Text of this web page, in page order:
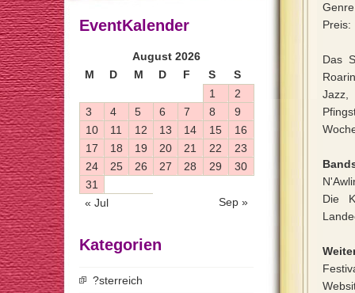
Preis:
Das
Jazz,
Die
EventKalender
August 2026
M
D M D F S S
« Jul Sep »
1
2
3
4 5 6 7 8
9
10
11 12 13 14 15
16
17
18 19 20 21 22
23
24
25 26 27 28 29
30
31
Kategorien
?sterreich